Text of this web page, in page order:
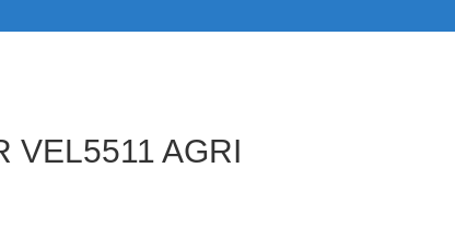
VEL5511 AGRI